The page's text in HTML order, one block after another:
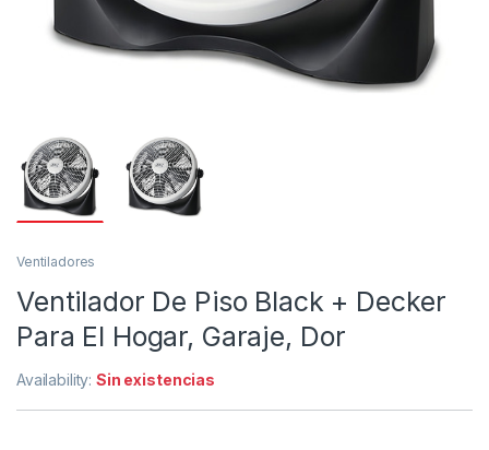
Ventiladores
Ventilador De Piso Black + Decker
Para El Hogar, Garaje, Dor
Availability:Sin existencias